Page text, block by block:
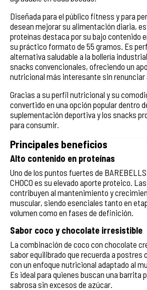
Diseñada para el público fitness y para
desean mejorar su alimentación diaria,
proteínas destaca por su bajo contenido
su práctico formato de 55 gramos. Es
alternativa saludable a la bollería
snacks convencionales, ofreciendo un
nutricional más interesante sin renunciar
Gracias a su perfil nutricional y su
convertido en una opción popular dentro
suplementación deportiva y los snacks
para consumir.
Principales beneficios
Alto contenido en proteínas
Uno de los puntos fuertes de BAREBELLS
CHOCO es su elevado aporte proteico.
contribuyen al mantenimiento y
muscular, siendo esenciales tanto en
volumen como en fases de definición.
Sabor coco y chocolate irresistible
La combinación de coco con chocolate
sabor equilibrado que recuerda a postres
con un enfoque nutricional adaptado al
Es ideal para quienes buscan una barrita
sabrosa sin excesos de azúcar.